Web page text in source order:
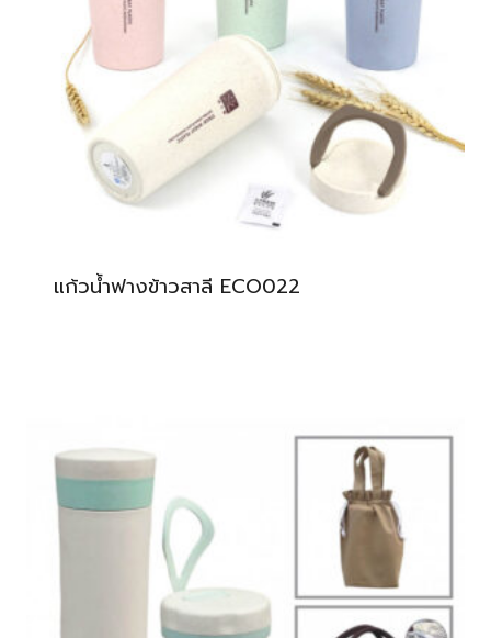
แก้วน้ำฟางข้าวสาลี ECO022